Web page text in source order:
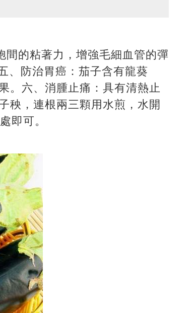
間的粘著力，增強毛細血管的彈
、防治胃癌：茄子含有龍葵
。六、消腫止痛：具有清熱止
秧，連根兩三顆用水煎，水開
即可。